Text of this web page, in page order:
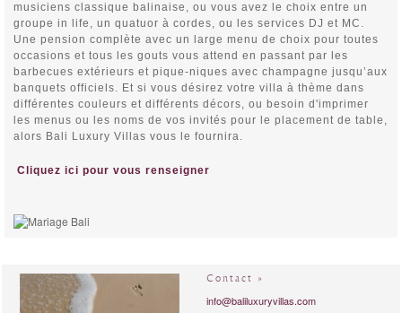
musiciens classique balinaise, ou vous avez le choix entre un
groupe in life, un quatuor à cordes, ou les services DJ et MC.
Une pension complète avec un large menu de choix pour toutes
occasions et tous les gouts vous attend en passant par les
barbecues extérieurs et pique-niques avec champagne jusqu’aux
banquets officiels. Et si vous désirez votre villa à thème dans
différentes couleurs et différents décors, ou besoin d'imprimer
les menus ou les noms de vos invités pour le placement de table,
alors Bali Luxury Villas vous le fournira.
Cliquez ici pour vous renseigner
Contact »
info@baliluxuryvillas.com